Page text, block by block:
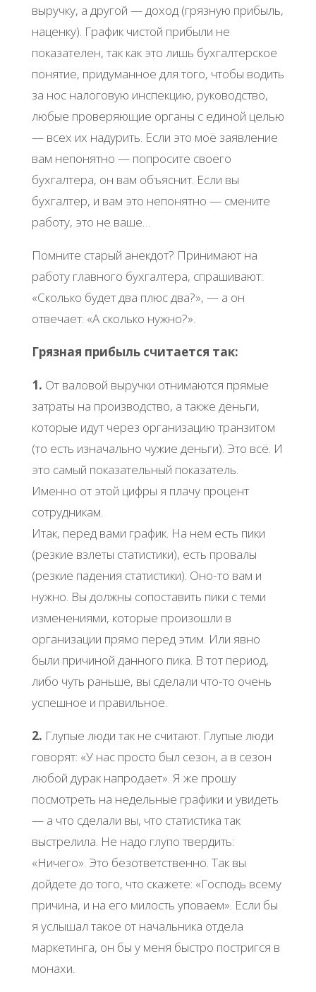
выручку, а другой — доход (грязную прибыль,
наценку). График чистой прибыли не
показателен, так как это лишь бухгалтерское
понятие, придуманное для того, чтобы водить
за нос налоговую инспекцию, руководство,
любые проверяющие органы с единой целью
— всех их надурить. Если это моё заявление
вам непонятно — попросите своего
бухгалтера, он вам объяснит. Если вы
бухгалтер, и вам это непонятно — смените
работу, это не ваше…
Помните старый анекдот? Принимают на
работу главного бухгалтера, спрашивают:
«Сколько будет два плюс два?», — а он
отвечает: «А сколько нужно?».
Грязная прибыль считается так:
1. От валовой выручки отнимаются прямые
затраты на производство, а также деньги,
которые идут через организацию транзитом
(то есть изначально чужие деньги). Это всё. И
это самый показательный показатель.
Именно от этой цифры я плачу процент
сотрудникам.
Итак, перед вами график. На нем есть пики
(резкие взлеты статистики), есть провалы
(резкие падения статистики). Оно-то вам и
нужно. Вы должны сопоставить пики с теми
изменениями, которые произошли в
организации прямо перед этим. Или явно
были причиной данного пика. В тот период,
либо чуть раньше, вы сделали что-то очень
успешное и правильное.
2. Глупые люди так не считают. Глупые люди
говорят: «У нас просто был сезон, а в сезон
любой дурак напродает». Я же прошу
посмотреть на недельные графики и увидеть
— а что сделали вы, что статистика так
выстрелила. Не надо глупо твердить:
«Ничего». Это безответственно. Так вы
дойдете до того, что скажете: «Господь всему
причина, и на его милость уповаем». Если бы
я услышал такое от начальника отдела
маркетинга, он бы у меня быстро постригся в
монахи.